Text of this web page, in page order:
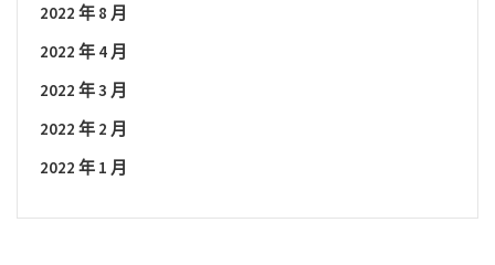
2022 年 8 月
2022 年 4 月
2022 年 3 月
2022 年 2 月
2022 年 1 月